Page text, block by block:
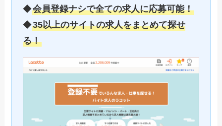
◆会員登録ナシで全ての求人に応募可能！
◆35以上のサイトの求人をまとめて探せ
る！